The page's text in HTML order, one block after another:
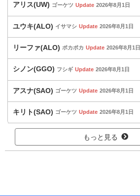
アリス(UW) ゴーケツ Update 2026年8月1日
ユウキ(ALO) イサマシ Update 2026年8月1日
リーファ(ALO) ポカポカ Update 2026年8月1日
シノン(GGO) フシギ Update 2026年8月1日
アスナ(SAO) ゴーケツ Update 2026年8月1日
キリト(SAO) ゴーケツ Update 2026年8月1日
もっと見る